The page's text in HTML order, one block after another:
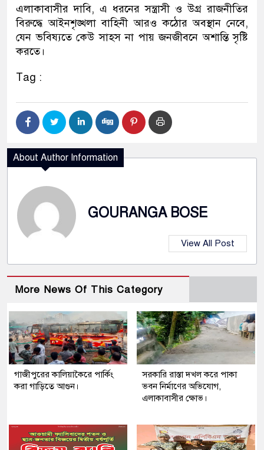
এলাকাবাসীর দাবি, এ ধরনের সন্ত্রাসী ও উগ্র রাজনীতির
বিরুদ্ধে আইনশৃঙ্খলা বাহিনী আরও কঠোর অবস্থান নেবে,
যেন ভবিষ্যতে কেউ সাহস না পায় জনজীবনে অশান্তি সৃষ্টি
করতে।
Tag :
About Author Information
GOURANGA BOSE
View All Post
More News Of This Category
গাজীপুরের কালিয়াকৈরে পার্কিং
করা গাড়িতে আগুন।
সরকারি রাস্তা দখল করে পাকা
ভবন নির্মাণের অভিযোগ,
এলাকাবাসীর ক্ষোভ।